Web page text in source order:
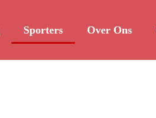
Sporters Over Ons